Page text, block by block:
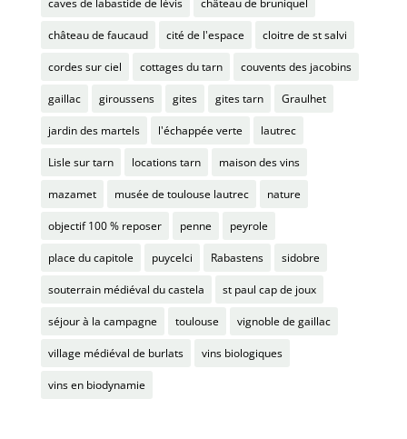
caves de labastide de lévis château de bruniquel
château de faucaud cité de l'espace cloitre de st salvi
cordes sur ciel cottages du tarn couvents des jacobins
gaillac giroussens gites gites tarn Graulhet
jardin des martels l'échappée verte lautrec
Lisle sur tarn locations tarn maison des vins
mazamet musée de toulouse lautrec nature
objectif 100 % reposer penne peyrole
place du capitole puycelci Rabastens sidobre
souterrain médiéval du castela st paul cap de joux
séjour à la campagne toulouse vignoble de gaillac
village médiéval de burlats vins biologiques
vins en biodynamie